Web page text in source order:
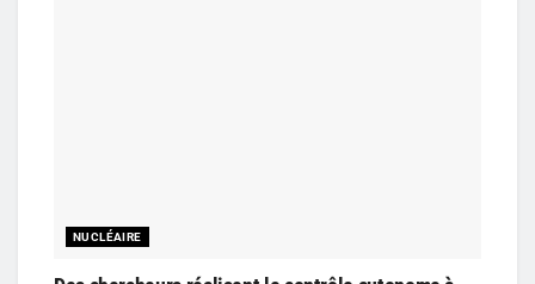
NUCLÉAIRE